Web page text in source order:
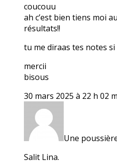
coucouu
ah c’est bien tiens moi
résultats!!
tu me diraas tes notes si
mercii
bisous
30 mars 2025 à 22 h 02
Une
Salit Lina.